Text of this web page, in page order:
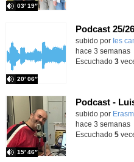
03′ 19″
Podcast 25/
subido por Ies
20′ 06″
hace 3 semanas
Escuchado 3
Podcast -
subido por
15′ 46″
hace 3 semanas
Escuchado 5